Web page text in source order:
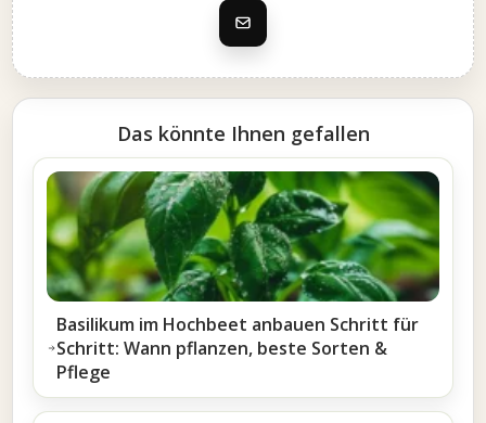
Das könnte Ihnen gefallen
Basilikum im Hochbeet anbauen Schritt für
Schritt: Wann pflanzen, beste Sorten &
Pflege